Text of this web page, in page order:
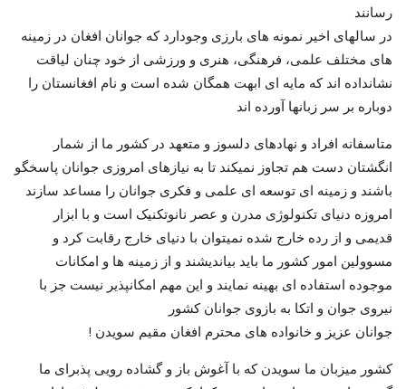
رسانند
در سالهای اخیر نمونه های بارزی وجودارد که جوانان افغان در زمینه
های مختلف علمی، فرهنگی، هنری و ورزشی از خود چنان لیاقت
نشانداده اند که مایه ای ابهت همگان شده است و نام افغانستان را
دوباره بر سر زبانها آورده اند
متاسفانه افراد و نهادهای دلسوز و متعهد در کشور ما از شمار
انگشتان دست هم تجاوز نمیکند تا به نیازهای امروزی جوانان پاسخگو
باشند و زمینه ای توسعه ای علمی و فکری جوانان را مساعد سازند
امروزه دنیای تکنولوژی مدرن و عصر نانوتکنیک است و با ابزار
قدیمی و از رده خارج شده نمیتوان با دنیای خارج رقابت کرد و
مسوولین امور کشور ما باید بیاندیشند و از زمینه ها و امکانات
موجوده استفاده ای بهینه نمایند و این مهم امکانپذیر نیست جز با
نیروی جوان و اتکا به بازوی جوانان کشور
! جوانان عزیز و خانواده های محترم افغان مقیم سویدن
کشور میزبان ما سویدن که با آغوش باز و گشاده رویی پذبرای ما